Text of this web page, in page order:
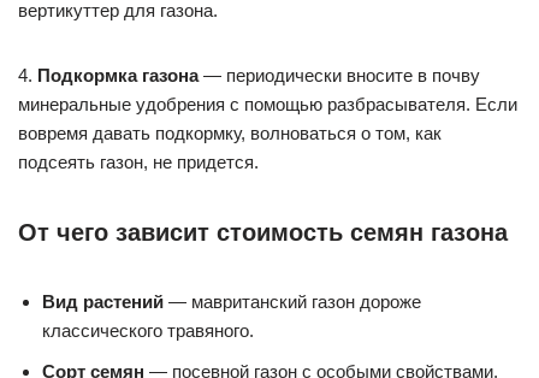
вертикуттер для газона.
4. Подкормка газона— периодически вносите в почву
минеральные удобрения с помощью разбрасывателя. Если
вовремя давать подкормку, волноваться о том, как
подсеять газон, не придется.
От чего зависит стоимость семян газона
Вид растений — мавританский газон дороже
классического травяного.
Сорт семян — посевной газон с особыми свойствами,